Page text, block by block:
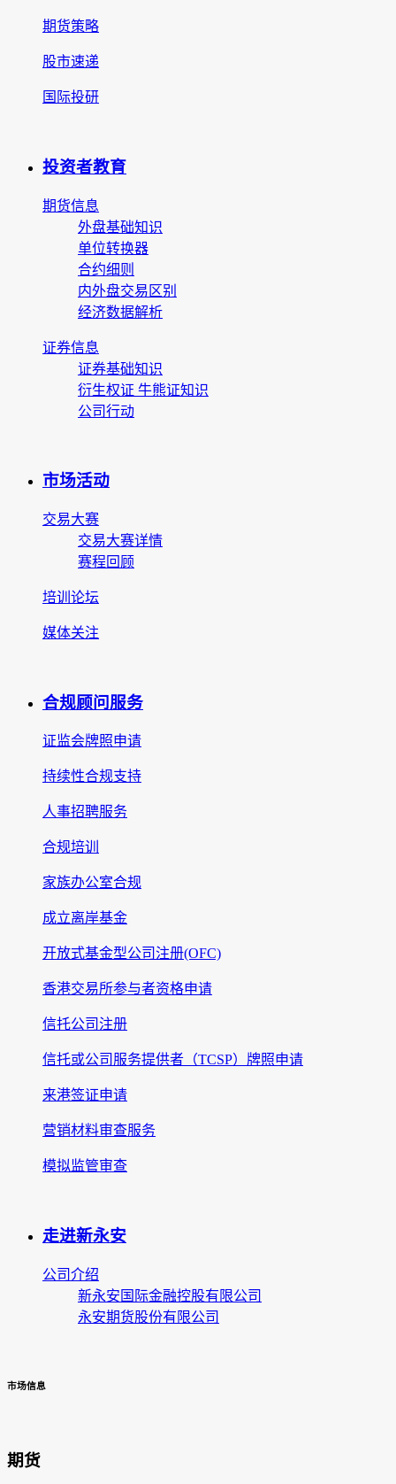
期货策略
股市速递
国际投研
投资者教育
期货信息
外盘基础知识
单位转换器
合约细则
内外盘交易区别
经济数据解析
证券信息
证券基础知识
衍生权证 牛熊证知识
公司行动
市场活动
交易大赛
交易大赛详情
赛程回顾
培训论坛
媒体关注
合规顾问服务
证监会牌照申请
持续性合规支持
人事招聘服务
合规培训
家族办公室合规
成立离岸基金
开放式基金型公司注册(OFC)
香港交易所参与者资格申请
信托公司注册
信托或公司服务提供者（TCSP）牌照申请
来港签证申请
营销材料审查服务
模拟监管审查
走进新永安
公司介绍
新永安国际金融控股有限公司
永安期货股份有限公司
市场信息
期货